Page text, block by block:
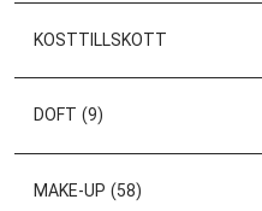
KOSTTILLSKOTT
DOFT (9)
MAKE-UP (58)